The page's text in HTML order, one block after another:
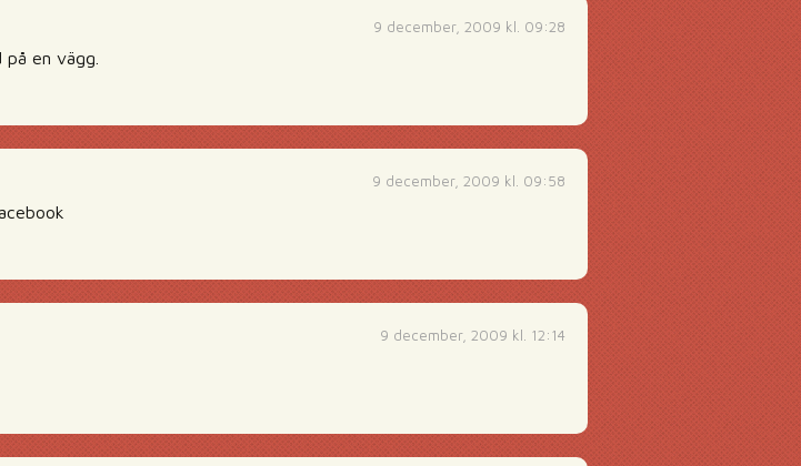
9 december, 2009 kl. 09:28
en vägg.
9 december, 2009 kl. 09:58
9 december, 2009 kl. 12:14